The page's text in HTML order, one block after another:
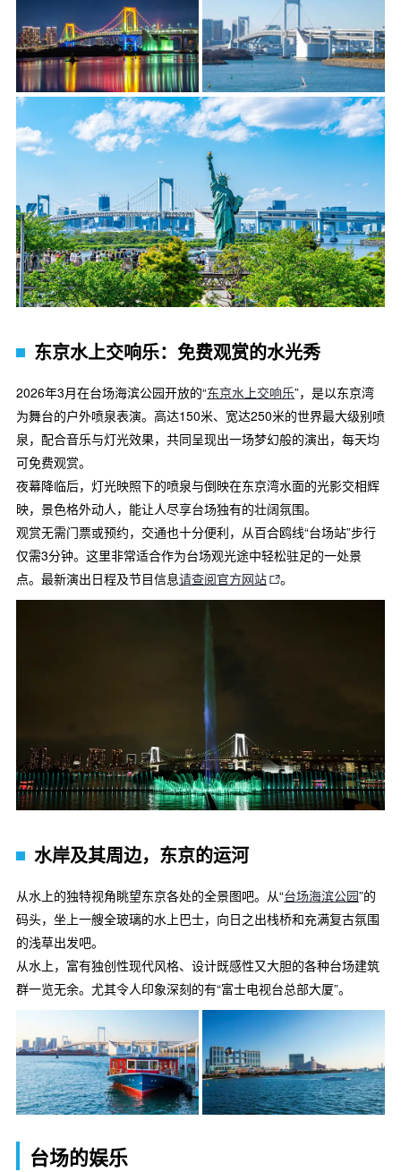
东京水上交响乐：免费观赏的水光秀
2026年3月在台场海滨公园开放的“东京水上交响乐”，是以东京湾
为舞台的户外喷泉表演。高达150米、宽达250米的世界最大级别喷
泉，配合音乐与灯光效果，共同呈现出一场梦幻般的演出，每天均
可免费观赏。
夜幕降临后，灯光映照下的喷泉与倒映在东京湾水面的光影交相辉
映，景色格外动人，能让人尽享台场独有的壮阔氛围。
观赏无需门票或预约，交通也十分便利，从百合鸥线“台场站”步行
仅需3分钟。这里非常适合作为台场观光途中轻松驻足的一处景
点。最新演出日程及节目信息请查阅官方网站 。
水岸及其周边，东京的运河
从水上的独特视角眺望东京各处的全景图吧。从“台场海滨公园”的
码头，坐上一艘全玻璃的水上巴士，向日之出栈桥和充满复古氛围
的浅草出发吧。
从水上，富有独创性现代风格、设计既感性又大胆的各种台场建筑
群一览无余。尤其令人印象深刻的有“富士电视台总部大厦”。
台场的娱乐